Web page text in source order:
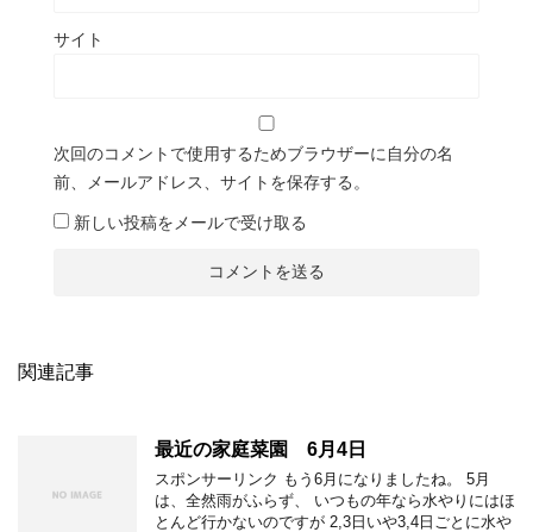
サイト
次回のコメントで使用するためブラウザーに自分の名
前、メールアドレス、サイトを保存する。
新しい投稿をメールで受け取る
関連記事
最近の家庭菜園 6月4日
スポンサーリンク もう6月になりましたね。 5月
は、全然雨がふらず、 いつもの年なら水やりにはほ
とんど行かないのですが 2,3日いや3,4日ごとに水や